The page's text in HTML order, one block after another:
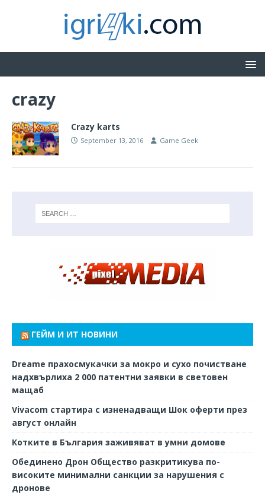
crazy
Crazy karts
September 13, 2016 Game Geek
ГЕЙМ И ИТ НОВИНИ
Dreame прахосмукачки за мокро и сухо почистване
надхвърлиха 2 000 патентни заявки в световен
мащаб
Vivacom стартира с изненадващи Шок оферти през
август онлайн
Котките в България заживяват в умни домове
Обединено Дрон Общество разкритикува по-
високите минимални санкции за нарушения с
дронове